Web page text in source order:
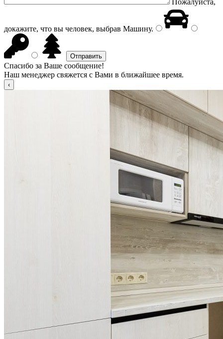
Пожалуйста,
докажите, что вы человек, выбрав Машину.
Спасибо за Ваше сообщение!
Наш менеджер свяжется с Вами в ближайшее время.